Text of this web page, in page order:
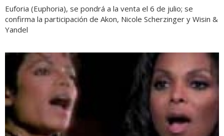
Euforia (Euphoria), se pondrá a la venta el 6 de julio; se
confirma la participación de Akon, Nicole Scherzinger y Wisin &
Yandel